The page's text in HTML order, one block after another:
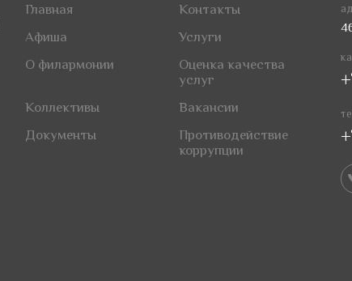
Главная
Контакты
Афиша
Услуги
О филармонии
Оценка качества
услуг
Коллективы
Вакансии
Документы
Противодействие
коррупции